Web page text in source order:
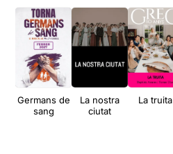
Germans de
sang
La nostra
ciutat
La truita